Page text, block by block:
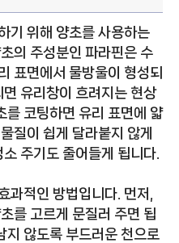
기 위해 양초를 사용하는
의 주성분인 파라핀은 수
표면에서 물방울이 형성되
유리창이 흐려지는 현상
를 코팅하면 유리 표면에 얇
질이 쉽게 달라붙지 않게
주기도 줄어들게 됩니다.
과적인 방법입니다. 먼저,
를 고르게 문질러 주면 됩
지 않도록 부드러운 천으로